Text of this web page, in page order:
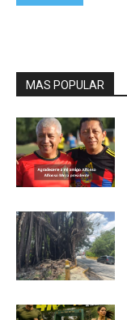
MAS POPULAR